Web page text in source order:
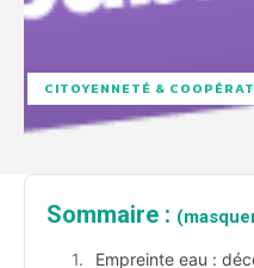
CITOYENNETÉ &
Sommaire :
Empreinte eau :